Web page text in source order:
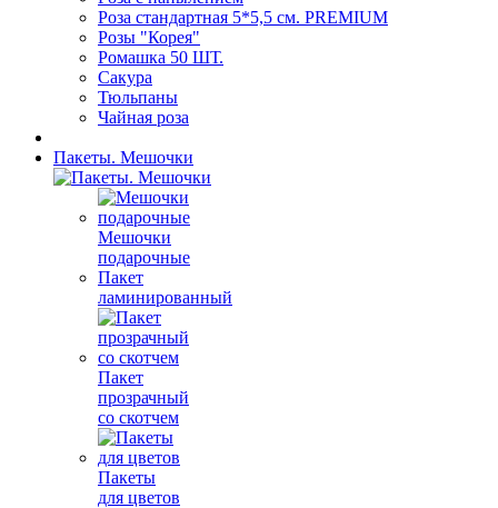
Роза стандартная 5*5,5 см. PREMIUM
Розы "Корея"
Ромашка 50 ШТ.
Сакура
Тюльпаны
Чайная роза
Пакеты. Мешочки
Мешочки
подарочные
Пакет
ламинированный
Пакет
прозрачный
со скотчем
Пакеты
для цветов